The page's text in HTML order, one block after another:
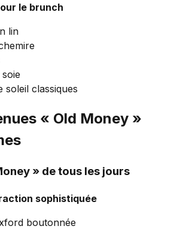
le brunch
lin
soleil classiques
« Old Money »
» de tous les jours
sophistiquée
boutonnée